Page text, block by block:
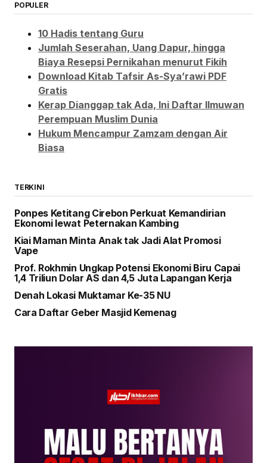
POPULER
10 Hadis tentang Guru
Jumlah Seserahan, Uang Dapur, hingga
Biaya Resepsi Pernikahan menurut Fikih
Download Kitab Tafsir As-Sya’rawi PDF
Gratis
Kerap Dianggap tak Ada, Ini Daftar Ilmuwan
Perempuan Muslim Dunia
Hukum Mencampur Zamzam dengan Air
Biasa
TERKINI
Ponpes Ketitang Cirebon Perkuat Kemandirian
Ekonomi lewat Peternakan Kambing
Kiai Maman Minta Anak tak Jadi Alat Promosi
Vape
Prof. Rokhmin Ungkap Potensi Ekonomi Biru Capai
1,4 Triliun Dolar AS dan 4,5 Juta Lapangan Kerja
Denah Lokasi Muktamar Ke-35 NU
Cara Daftar Geber Masjid Kemenag